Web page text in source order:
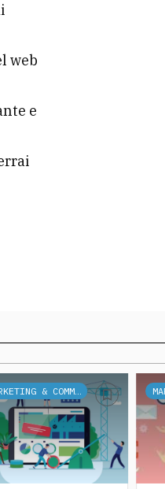
web
e
MARKETING & COMMUNICATION